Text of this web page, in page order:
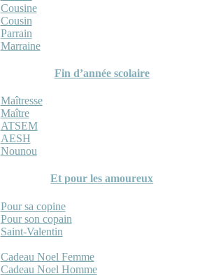
Cousine
Cousin
Parrain
Marraine
Fin d’année scolaire
Maîtresse
Maître
ATSEM
AESH
Nounou
Et pour les amoureux
Pour sa copine
Pour son copain
Saint-Valentin
Cadeau Noel Femme
Cadeau Noel Homme